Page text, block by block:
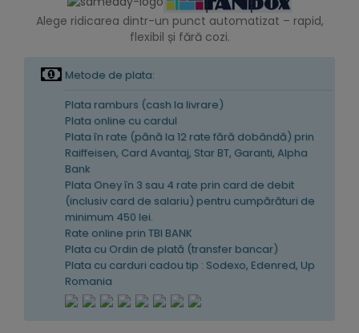
Alege ridicarea dintr-un punct automatizat – rapid,
flexibil și fără cozi.
Metode de plata:
Plata ramburs (cash la livrare)
Plata online cu cardul
Plata în rate (pănă la 12 rate fără dobândă) prin
Raiffeisen, Card Avantaj, Star BT, Garanti, Alpha
Bank
Plata Oney în 3 sau 4 rate prin card de debit
(inclusiv card de salariu) pentru cumpărături de
minimum 450 lei.
Rate online prin TBI BANK
Plata cu Ordin de plată (transfer bancar)
Plata cu carduri cadou tip : Sodexo, Edenred, Up
Romania